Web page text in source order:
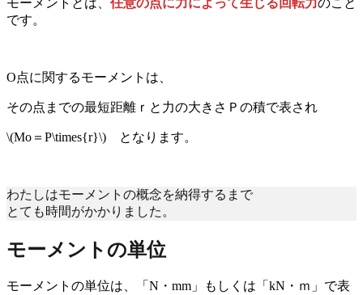
です。
O点に関するモーメントは、
その点までの最短距離ｒと力の大きさＰの積で表され
\(Mo＝P\times{r}\) となります。
わたしはモーメントの概念を納得するまで
とても時間がかかりました。
モーメントの単位
モーメントの単位は、「N・mm」もしくは「kN・ｍ」で表